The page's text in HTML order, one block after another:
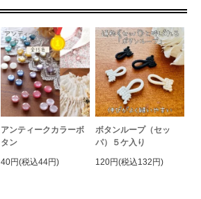
アンティークカラーボ
タン
40円(税込44円)
ボタンループ（セッ
パ）５ケ入り
120円(税込132円)